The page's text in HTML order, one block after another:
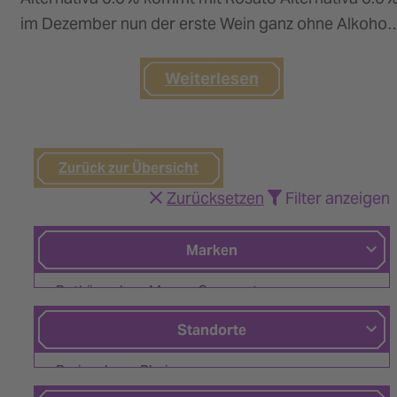
im Dezember nun der erste Wein ganz ohne Alkohol.
Weiterlesen
Zurück zur Übersicht
Zurücksetzen Filter anzeigen
Marken
Rotkäppchen-Mumm Corporate
Blanchet
Standorte
Breisach am Rhein